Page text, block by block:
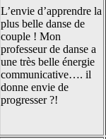
L’envie d’apprendre la
plus belle danse de
couple ! Mon
professeur de danse a
une très belle énergie
communicative…. il
donne envie de
progresser ?!